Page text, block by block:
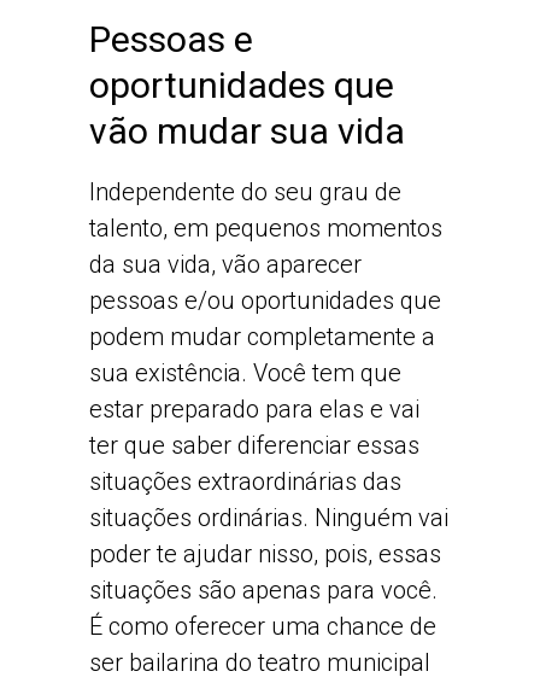
Pessoas e
oportunidades que
vão mudar sua vida
Independente do seu grau de
talento, em pequenos momentos
da sua vida, vão aparecer
pessoas e/ou oportunidades que
podem mudar completamente a
sua existência. Você tem que
estar preparado para elas e vai
ter que saber diferenciar essas
situações extraordinárias das
situações ordinárias. Ninguém vai
poder te ajudar nisso, pois, essas
situações são apenas para você.
É como oferecer uma chance de
ser bailarina do teatro municipal